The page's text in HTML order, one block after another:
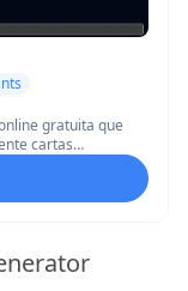
gratuita que
cartas
pessoais e